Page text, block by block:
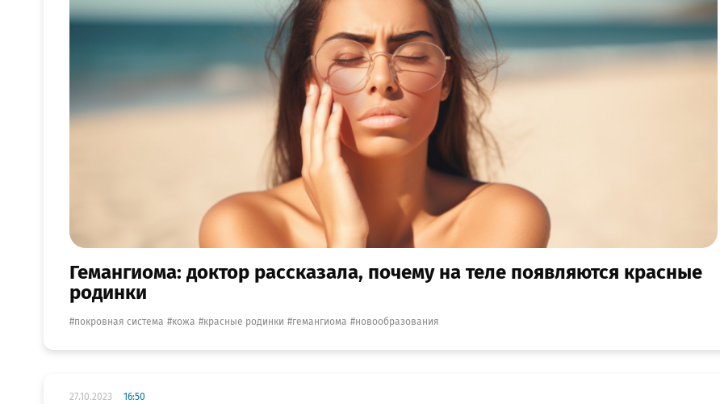
Гемангиома: доктор рассказала, почему на теле появляются красные
родинки
покровная система кожа красные родинки гемангиома новообразования
27.10.2023 16:50